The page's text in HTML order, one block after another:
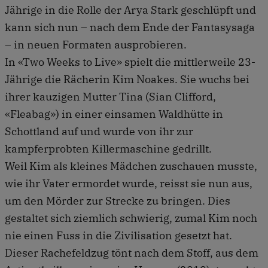
Jährige in die Rolle der Arya Stark geschlüpft und
kann sich nun – nach dem Ende der Fantasysaga
– in neuen Formaten ausprobieren.
In «Two Weeks to Live» spielt die mittlerweile 23-
Jährige die Rächerin Kim Noakes. Sie wuchs bei
ihrer kauzigen Mutter Tina (Sian Clifford,
«Fleabag») in einer einsamen Waldhütte in
Schottland auf und wurde von ihr zur
kampferprobten Killermaschine gedrillt.
Weil Kim als kleines Mädchen zuschauen musste,
wie ihr Vater ermordet wurde, reisst sie nun aus,
um den Mörder zur Strecke zu bringen. Dies
gestaltet sich ziemlich schwierig, zumal Kim noch
nie einen Fuss in die Zivilisation gesetzt hat.
Dieser Rachefeldzug tönt nach dem Stoff, aus dem